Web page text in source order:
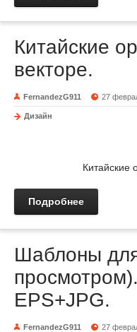
Китайские
векторе.
FernandezG911 27
Дизайн
Китайские
Подробнее
Шаблоны
EPS+JPG.
FernandezG911 27